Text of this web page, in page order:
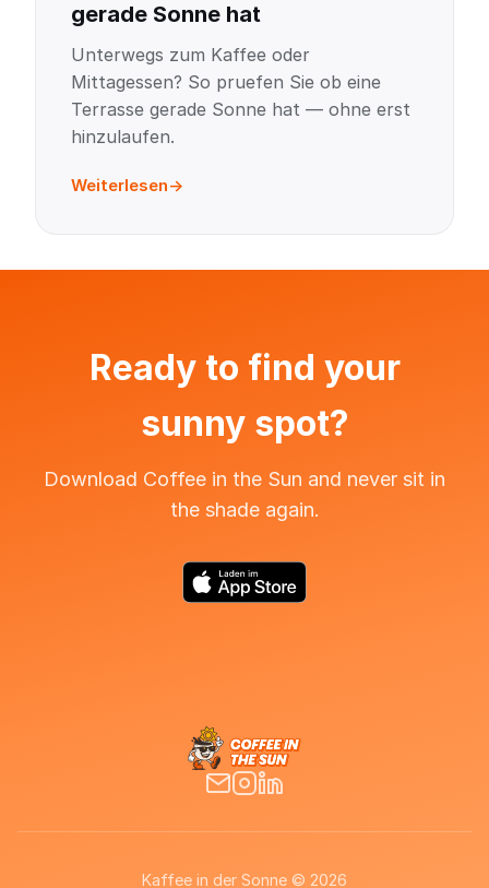
gerade Sonne hat
Unterwegs zum Kaffee oder
Mittagessen? So pruefen Sie ob eine
Terrasse gerade Sonne hat — ohne erst
hinzulaufen.
Weiterlesen
Ready to find your
sunny spot?
Download Coffee in the Sun and never sit in
the shade again.
Kaffee in der Sonne © 2026